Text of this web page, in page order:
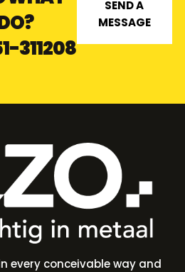
311208
SEND A
MESSAGE
every conceivable way and